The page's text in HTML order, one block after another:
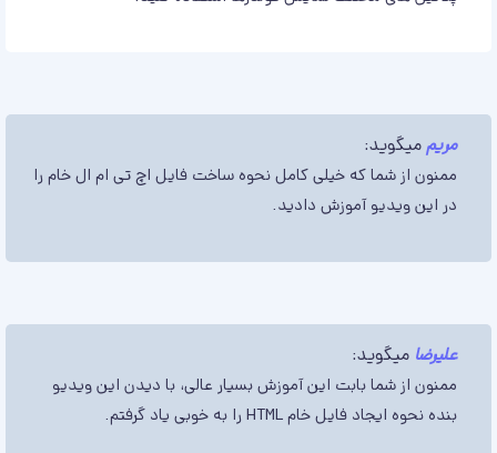
مریممیگوید:
ممنون از شما که خیلی کامل نحوه ساخت فایل اچ تی ام ال خام را
در این ویدیو آموزش دادید.
علیرضا میگوید:
ممنون از شما بابت این آموزش بسیار عالی، با دیدن این ویدیو
بنده نحوه ایجاد فایل خام HTML را به خوبی یاد گرفتم.